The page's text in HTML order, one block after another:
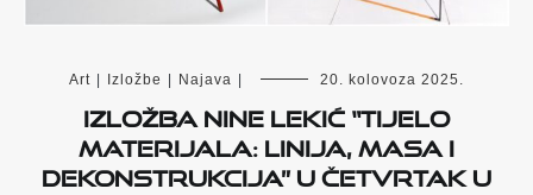
Art Izložbe Najava 20. kolovoza 2025.
Izložba Nine Lekić “Tijelo
materijala: linija, masa i
dekonstrukcija” u četvrtak u